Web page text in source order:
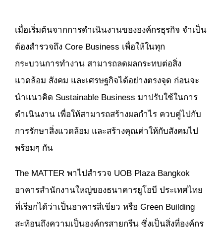
เมื่อเริ่มต้นจากการดำเนินงานขององค์กรธุรกิจ จำเป็น
ต้องสำรวจถึง Core Business เพื่อให้ในทุก
กระบวนการทำงาน สามารถลดผลกระทบต่อสิ่ง
แวดล้อม สังคม และเศรษฐกิจได้อย่างตรงจุด ก่อนจะ
นำแนวคิด Sustainable Business มาปรับใช้ในการ
ดำเนินงาน เพื่อให้สามารถสร้างผลกำไร ควบคู่ไปกับ
การรักษาสิ่งแวดล้อม และสร้างคุณค่าให้กับสังคมไป
พร้อมๆ กัน
The MATTER พาไปสำรวจ UOB Plaza Bangkok
อาคารสำนักงานใหญ่ของธนาคารยูโอบี ประเทศไทย
ที่เรียกได้ว่าเป็นอาคารสีเขียว หรือ Green Building
สะท้อนถึงความเป็นองค์กรสายกรีน ซึ่งเป็นสิ่งที่องค์กร